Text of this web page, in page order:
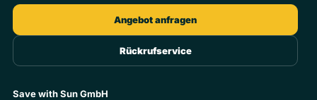
Angebot anfragen
Rückrufservice
Save with Sun GmbH